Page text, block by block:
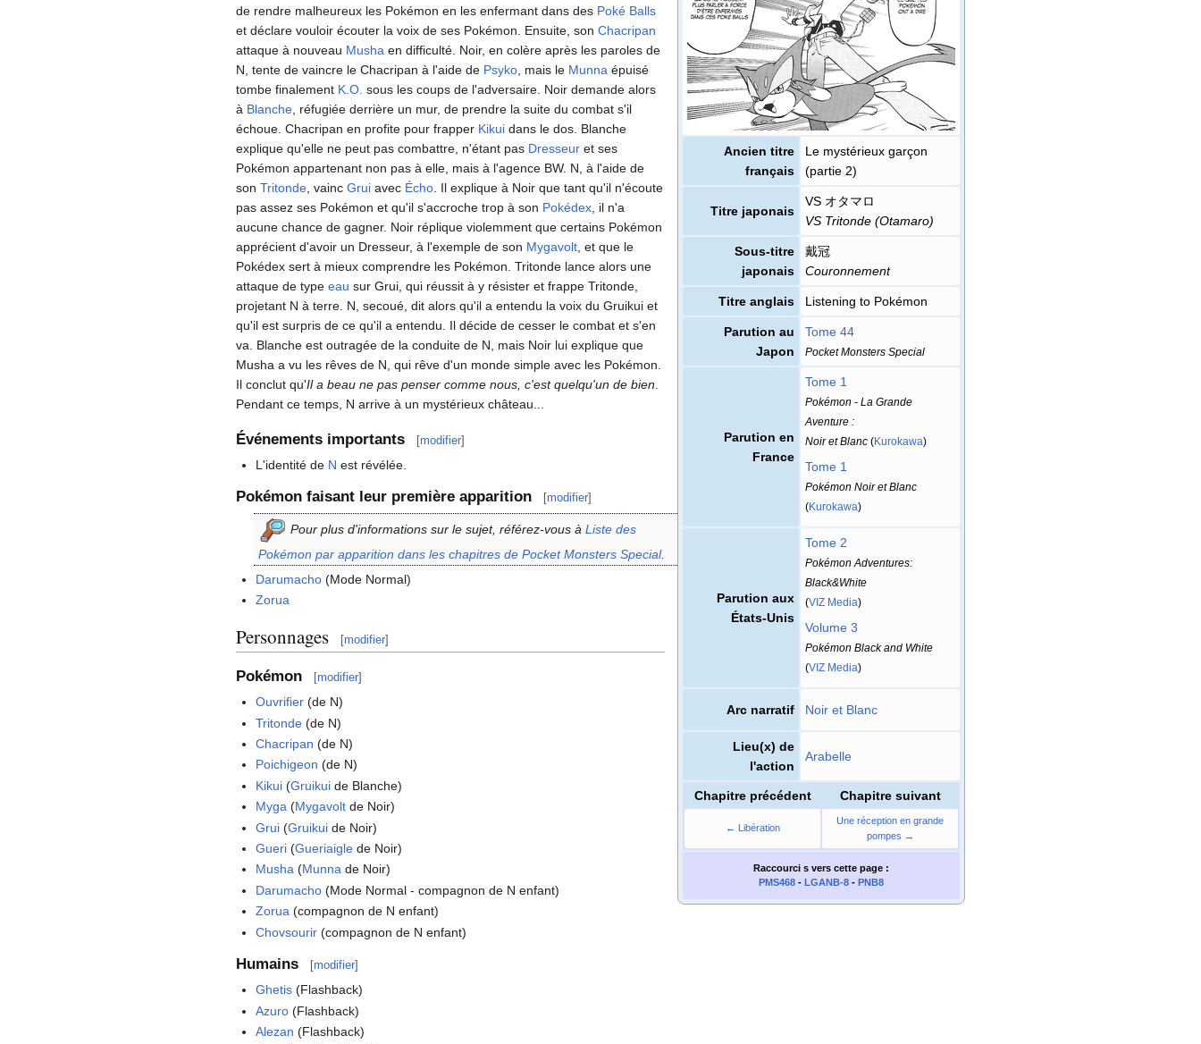
Ancien titre
français
Le mystérieux garçon
(partie 2)
Titre japonais
VS オタマロ
VS Tritonde (Otamaro)
Sous-titre
japonais
戴冠
Couronnement
Titre anglais Listening to Pokémon
Parution au
Japon
Tome 44
Pocket Monsters Special
Parution en
France
Tome 1
Pokémon - La Grande
Aventure :
Noir et Blanc (Kurokawa)
Tome 1
Pokémon Noir et Blanc
(Kurokawa)
Parution aux
États-Unis
Tome 2
Pokémon Adventures:
Black&White
(VIZ Media)
Volume 3
Pokémon Black and White
(VIZ Media)
Arc narratif Noir et Blanc
Lieu(x) de
l'action
Arabelle
Chapitre précédent Chapitre suivant
← Libération
Une réception en grande
pompes →
Raccourci s vers cette page :
PMS468 - LGANB-8 - PNB8
de rendre malheureux les Pokémon en les enfermant dans des Poké Balls
et déclare vouloir écouter la voix de ses Pokémon. Ensuite, son Chacripan
attaque à nouveau Musha en difficulté. Noir, en colère après les paroles de
N, tente de vaincre le Chacripan à l'aide de Psyko , mais le Munna épuisé
tombe finalement K.O. sous les coups de l'adversaire. Noir demande alors
à Blanche , réfugiée derrière un mur, de prendre la suite du combat s'il
échoue. Chacripan en profite pour frapper Kikui dans le dos. Blanche
explique qu'elle ne peut pas combattre, n'étant pas Dresseur et ses
Pokémon appartenant non pas à elle, mais à l'agence BW. N, à l'aide de
son Tritonde , vainc Grui avec Écho . Il explique à Noir que tant qu'il n'écoute
pas assez ses Pokémon et qu'il s'accroche trop à son Pokédex , il n'a
aucune chance de gagner. Noir réplique violemment que certains Pokémon
apprécient d'avoir un Dresseur, à l'exemple de son Mygavolt , et que le
Pokédex sert à mieux comprendre les Pokémon. Tritonde lance alors une
attaque de type eau sur Grui, qui réussit à y résister et frappe Tritonde,
projetant N à terre. N, secoué, dit alors qu'il a entendu la voix du Gruikui et
qu'il est surpris de ce qu'il a entendu. Il décide de cesser le combat et s'en
va. Blanche est outragée de la conduite de N, mais Noir lui explique que
Musha a vu les rêves de N, qui rêve d'un monde simple avec les Pokémon.
Il conclut qu'Il a beau ne pas penser comme nous, c'est quelqu'un de bien
Pendant ce temps, N arrive à un mystérieux château...
Événements importants [modifier]
L'identité de N est révélée.
Pokémon faisant leur première apparition [modifier]
Pour plus d'informations sur le sujet, référez-vous à Liste des
Pokémon par apparition dans les chapitres de Pocket Monsters Special.
Darumacho (Mode Normal)
Zorua
Personnages [modifier]
Pokémon [modifier]
Ouvrifier (de N)
Tritonde (de N)
Chacripan (de N)
Poichigeon (de N)
Kikui (Gruikui de Blanche)
Myga (Mygavolt de Noir)
Grui (Gruikui de Noir)
Gueri (Gueriaigle de Noir)
Musha (Munna de Noir)
Darumacho (Mode Normal - compagnon de N enfant)
Zorua (compagnon de N enfant)
Chovsourir (compagnon de N enfant)
Humains [modifier]
Ghetis (Flashback)
Azuro (Flashback)
Alezan (Flashback)